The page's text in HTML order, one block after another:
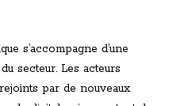
s’accompagne d’une
secteur. Les acteurs
par de nouveaux